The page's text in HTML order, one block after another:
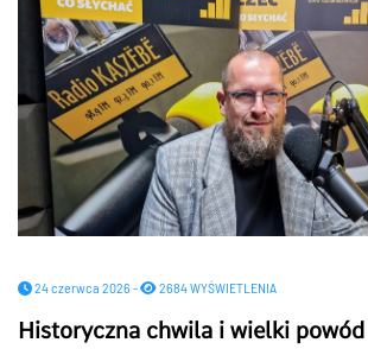
24 czerwca 2026 - 2684 WYŚWIETLENIA
Historyczna chwila i wielki